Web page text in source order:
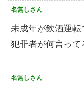
名無しさん
未成年が飲酒運転
犯罪者が何言って
名無しさん